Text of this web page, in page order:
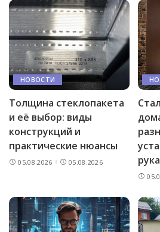
НОВОСТИ
Толщина стеклопакета
и её выбор: виды
конструкций и
практические нюансы
05.08.2026 05.08.2026